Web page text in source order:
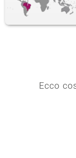
Ecco